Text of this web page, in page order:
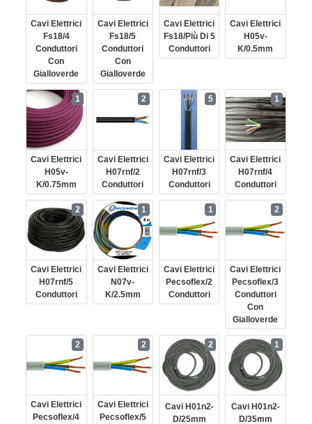
Cavi Elettrici
Fs18/4
Conduttori
Con
Gialloverde
Cavi Elettrici
Fs18/5
Conduttori
Con
Gialloverde
Cavi Elettrici
Fs18/più Di 5
Conduttori
Cavi Elettrici
H05v-
K/0.5mm
Cavi Elettrici
H05v-
K/0.75mm
1
Cavi Elettrici
H07rnf/2
Conduttori
2
Cavi Elettrici
H07rnf/3
Conduttori
5
Cavi Elettrici
H07rnf/4
Conduttori
1
Cavi Elettrici
H07rnf/5
Conduttori
2
Cavi Elettrici
N07v-
K/2.5mm
1
Cavi Elettrici
Pecsoflex/2
Conduttori
1
Cavi Elettrici
Pecsoflex/3
Conduttori
Con
Gialloverde
2
Cavi Elettrici
Pecsoflex/4
2
Cavi Elettrici
Pecsoflex/5
2
Cavi H01n2-
D/25mm
2
Cavi H01n2-
D/35mm
1